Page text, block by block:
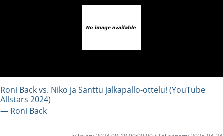
Roni Back vs. Niko ja Santtu jalkapallo-ottelu! (YouTube
Allstars 2024)
― Roni Back